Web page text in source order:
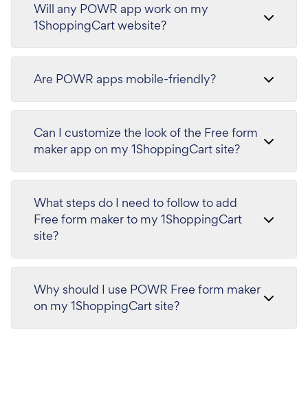
Will any POWR app work on my
1ShoppingCart website?
Are POWR apps mobile-friendly?
Can I customize the look of the Free form
maker app on my 1ShoppingCart site?
What steps do I need to follow to add
Free form maker to my 1ShoppingCart
site?
Why should I use POWR Free form maker
on my 1ShoppingCart site?